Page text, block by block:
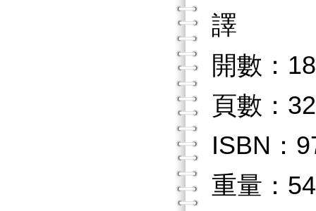
譯
開數：18
頁數：
ISBN：
重量：